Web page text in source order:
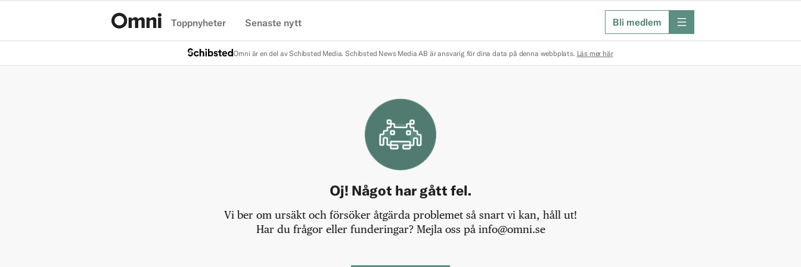
Toppnyheter Senaste nytt Bli medlem meny
Omni är en del av Schibsted Media. Schibsted News Media AB är ansvarig för dina data på denna webbplats. Läs mer här
Oj! Något har gått fel.
Vi ber om ursäkt och försöker åtgärda problemet så snart vi kan, håll ut!
Har du frågor eller funderingar? Mejla oss på info@omni.se